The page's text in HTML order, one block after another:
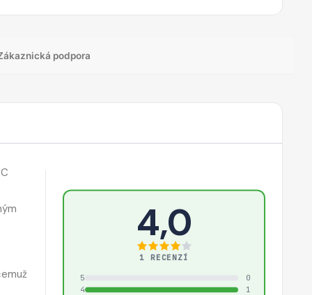
podpora
4,0
1 RECENZÍ
5
0
4
1